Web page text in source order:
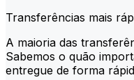
Transferências mais
A maioria das
Sabemos o quão
entregue de forma